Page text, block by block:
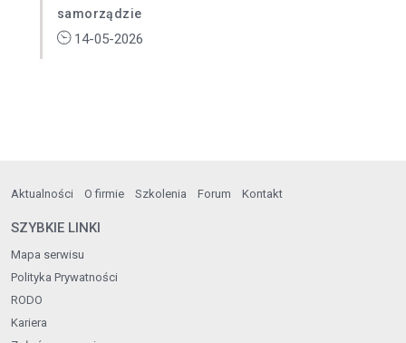
samorządzie
14-05-2026
Aktualności O firmie Szkolenia Forum Kontakt
SZYBKIE LINKI
Mapa serwisu
Polityka Prywatności
RODO
Kariera